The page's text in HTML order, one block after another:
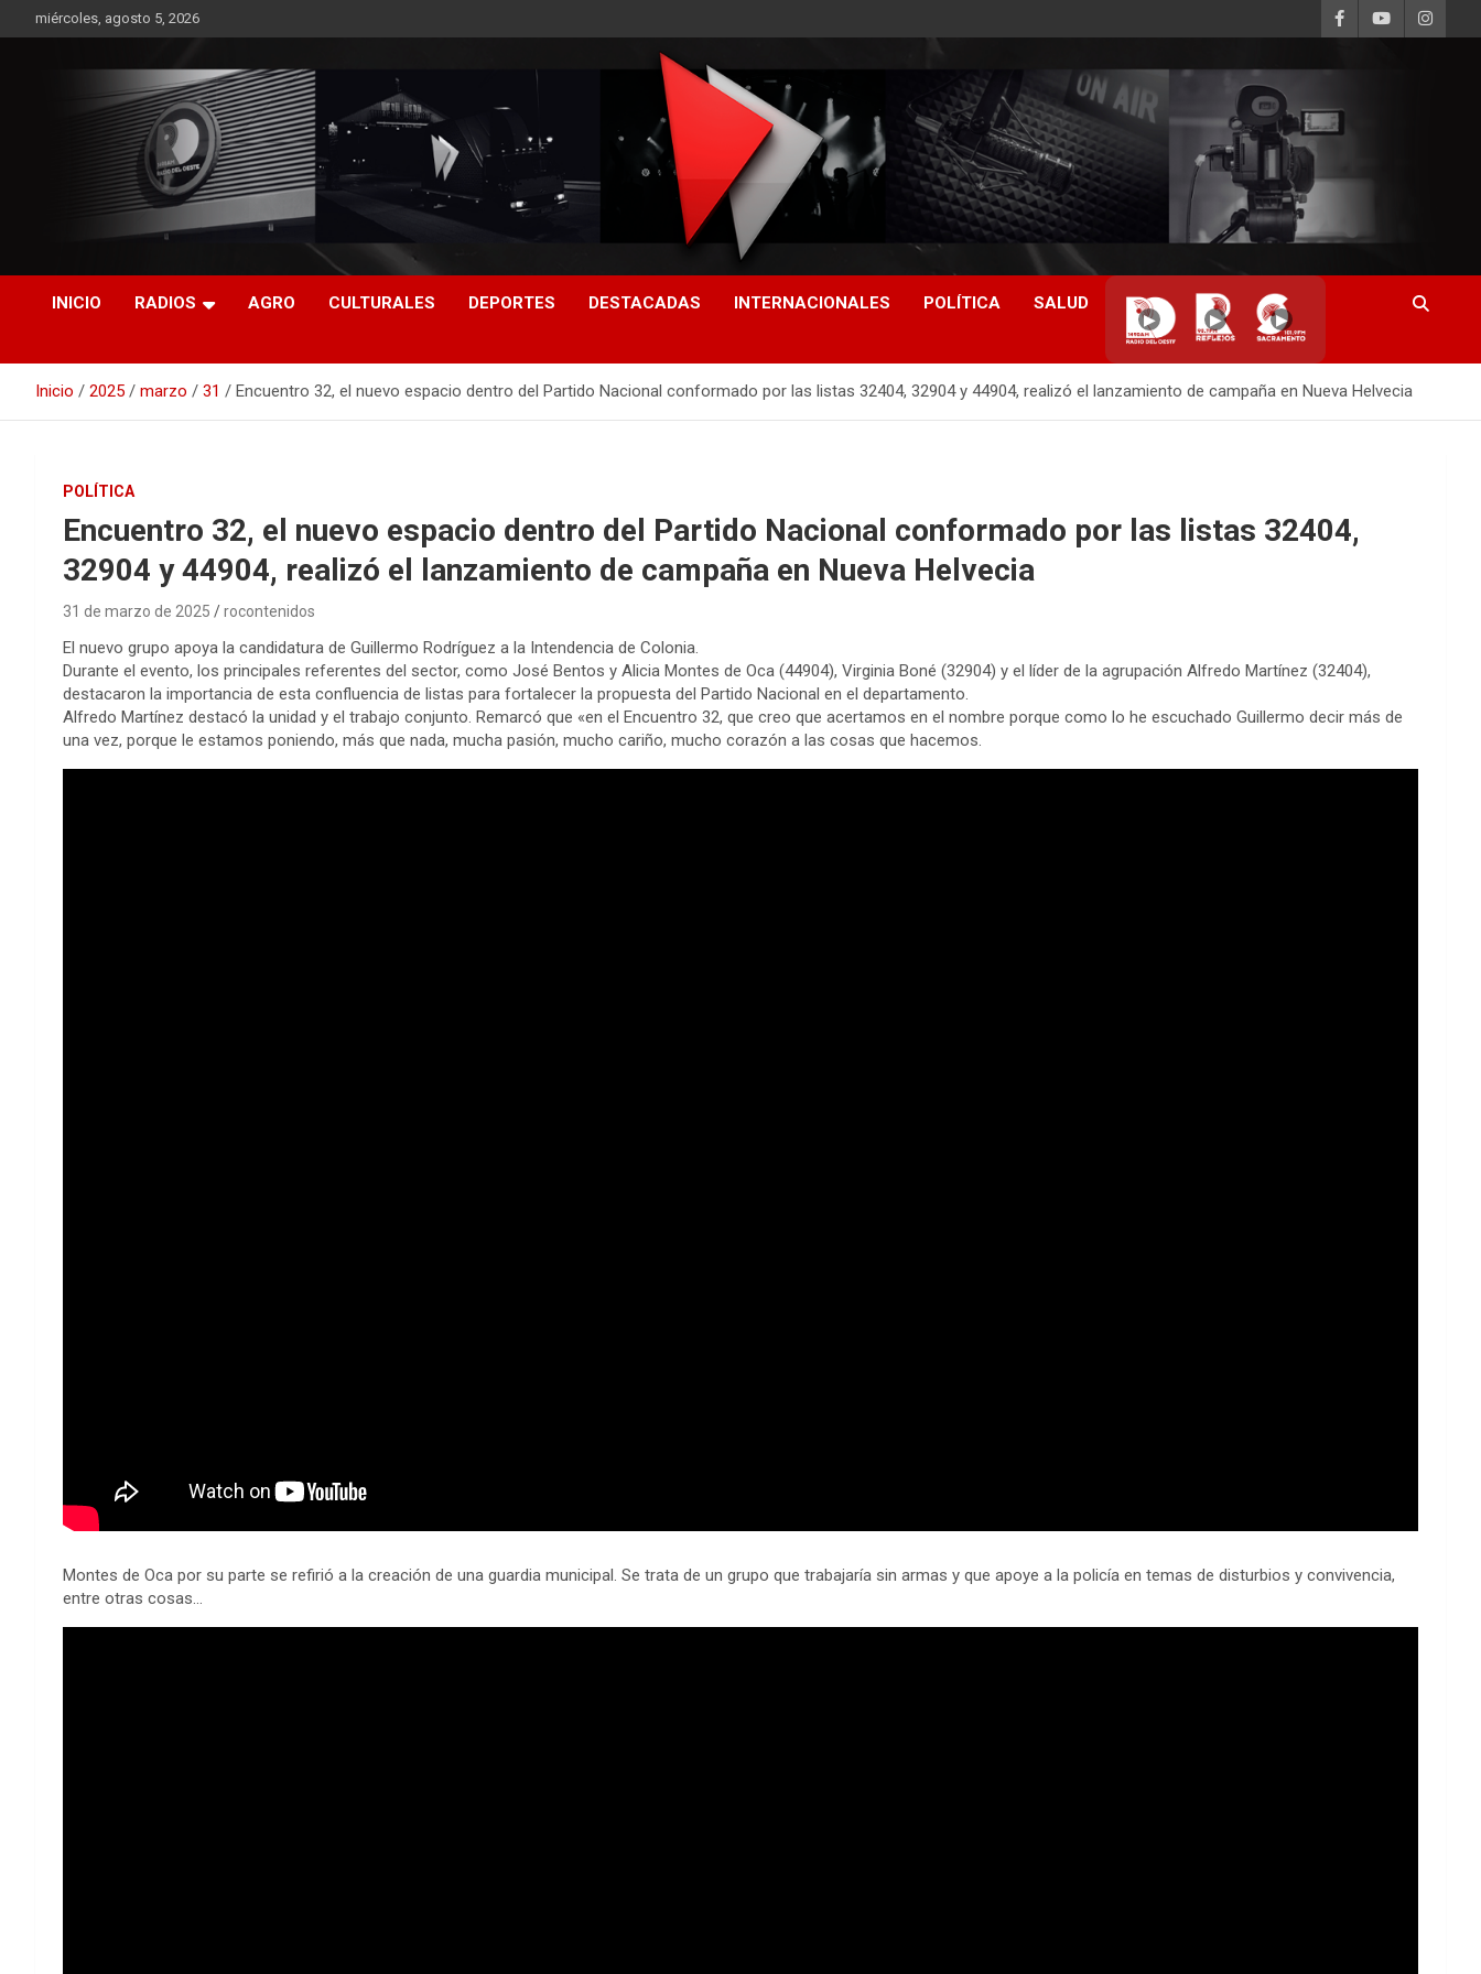
al
miércoles, agosto 5, 2026
RO CONTENIDOS
INICIO RADIOS AGRO CULTURALES DEPORTES DESTACADAS INTERNACIONALES POLÍTICA SALUD
▶ ▶ ▶
Inicio 2025 marzo 31 Encuentro 32, el nuevo espacio dentro del Partido Nacional conformado por las listas 32404, 32904 y 44904, realizó el lanzamiento de campaña en Nueva Helvecia
POLÍTICA
Encuentro 32, el nuevo espacio dentro del Partido Nacional conformado por las listas 32404,
32904 y 44904, realizó el lanzamiento de campaña en Nueva Helvecia
31 de marzo de 2025 rocontenidos
El nuevo grupo apoya la candidatura de Guillermo Rodríguez a la Intendencia de Colonia.
Durante el evento, los principales referentes del sector, como José Bentos y Alicia Montes de Oca (44904), Virginia Boné (32904) y el líder de la agrupación Alfredo Martínez (32404),
destacaron la importancia de esta confluencia de listas para fortalecer la propuesta del Partido Nacional en el departamento.
Alfredo Martínez destacó la unidad y el trabajo conjunto. Remarcó que «en el Encuentro 32, que creo que acertamos en el nombre porque como lo he escuchado Guillermo decir más de
una vez, porque le estamos poniendo, más que nada, mucha pasión, mucho cariño, mucho corazón a las cosas que hacemos.
Montes de Oca por su parte se refirió a la creación de una guardia municipal. Se trata de un grupo que trabajaría sin armas y que apoye a la policía en temas de disturbios y convivencia,
entre otras cosas…